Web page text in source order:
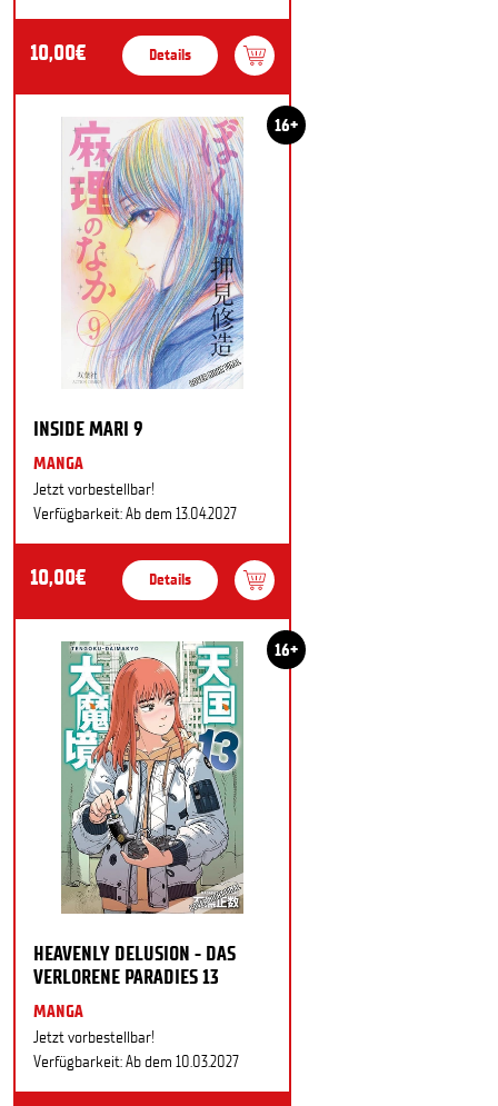
10,00€ Details
16+
INSIDE MARI 9
MANGA
Jetzt vorbestellbar!
Verfügbarkeit: Ab dem 13.04.2027
10,00€ Details
16+
HEAVENLY DELUSION - DAS
VERLORENE PARADIES 13
MANGA
Jetzt vorbestellbar!
Verfügbarkeit: Ab dem 10.03.2027